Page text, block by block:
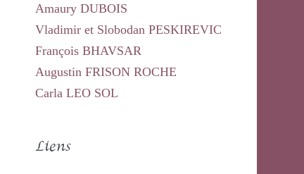
Amaury DUBOIS
Vladimir et Slobodan PESKIREVIC
François BHAVSAR
Augustin FRISON ROCHE
Carla LEO SOL
Liens